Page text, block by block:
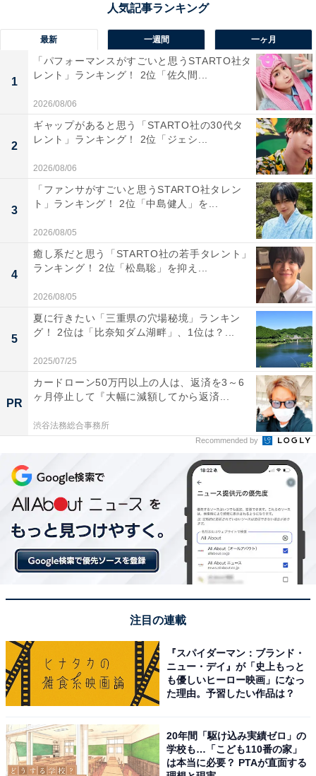
「道の駅 富士」は、富士山を正面に望む絶景のロケーシ
ョンが魅力のスポットです。特に秋は空気が澄み、雪化
粧を始めた富士山が青空に映える姿を間近に見ることが
できるため、多くの観光客を惹きつけています。売店に
は、しらすや桜えびといった駿河湾の幸、みかんや緑茶
など静岡を代表する特産品がずらり。レストランでは削
りたてのかつお節が自慢のお茶漬けや桜エビのかき揚げ
が乗ったそばなど、多彩なグルメも味わえます。アクセ
スの良さから旅の拠点にもなり、絶景と食を同時に楽し
める人気の道の駅です。
回答者からは「富士山の冠雪が始まる時期、駿河湾を背
景にした壮大な景観を堪能したいから」（30代女性／北
海道）、「富士山が一望できるのがいい。東京に行く際
は休憩がてらよる事ができる」（30代男性／大阪府）、
「富士山と紅葉と夕日が見たいから」（20代男性／大阪
府）、「富士山グッズも多数あり」（50代男性／京都
府）といった声が集まりました。
※回答者からのコメントは原文ママです
この記事の執筆者： 坂上 恵
All About ニュースの編集者。オールアバウトに入社後、SNSトレン
ドにフォーカスした記事執筆やSEOライティングの経験を経て、の
チャー・エンタメなどを中心に企画編集を担当。東京都出身。居酒
屋巡りとスポーツ観戦が生きがい。
次ページ 10位までのランキング結果を見る
最新 一週間 一ヶ月
1
「パフォーマンスがすごいと思うSTARTO社タ
レント」ランキング！ 2位「佐久間...
2026/08/06
2
ギャップがあると思う「STARTO社の30代タ
レント」ランキング！ 2位「ジェシ...
2026/08/06
3
「ファンサがすごいと思うSTARTO社タレン
ト」ランキング！ 2位「中島健人」を...
2026/08/05
4
癒し系だと思う「STARTO社の若手タレント」
ランキング！ 2位「松島聡」を抑え...
2026/08/05
5
夏に行きたい「三重県の穴場秘境」ランキン
グ！ 2位は「比奈知ダム湖畔」、1位は？...
2025/07/25
PR
カードローン50万円以上の人は、返済を3～6
ヶ月停止して『大幅に減額してから返済...
渋谷法務総合事務所
Recommended by
注目の連載
『スパイダーマン：ブランド・
ニュー・デイ』が「史上もっと
も優しいヒーロー映画」になっ
た理由。予習したい作品は？
20年間「駆け込み実績ゼロ」の
学校も…「こども110番の家」
は本当に必要？ PTAが直面する